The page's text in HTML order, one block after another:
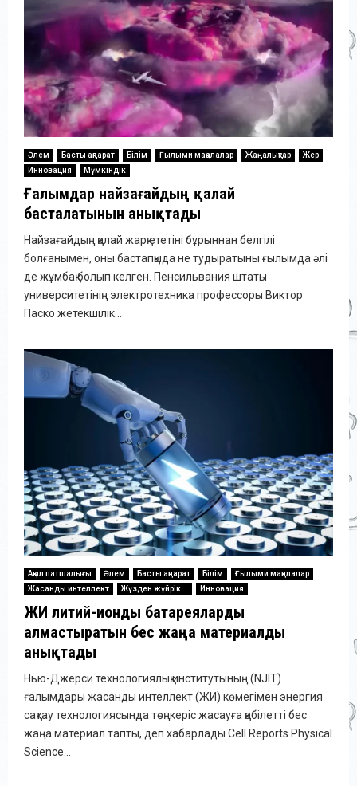
Әлем Басты ақпарат Білім Ғылыми мақалалар Жаңалықтар
Жер
Инновация
Мүмкіндік
Ғалымдар найзағайдың қалай
басталатынын анықтады
Найзағайдың қалай жарқ ететіні бұрыннан белгілі
болғанымен, оны бастапқыда не тудыратыны ғылымда әлі
де жұмбақ болып келген. Пенсильвания штаты
университетінің электротехника профессоры Виктор
Паско жетекшілік...
Ақыл патшалығы Әлем Басты ақпарат Білім
Ғылыми мақалалар
Жасанды интеллект
Жүзден жүйрік... Инновация
ЖИ литий-ионды батареяларды
алмастыратын бес жаңа материалды
анықтады
Нью-Джерси технологиялық институтының (NJIT)
ғалымдары жасанды интеллект (ЖИ) көмегімен энергия
сақтау технологиясында төңкеріс жасауға қабілетті бес
жаңа материал тапты, деп хабарлады Cell Reports Physical
Science...